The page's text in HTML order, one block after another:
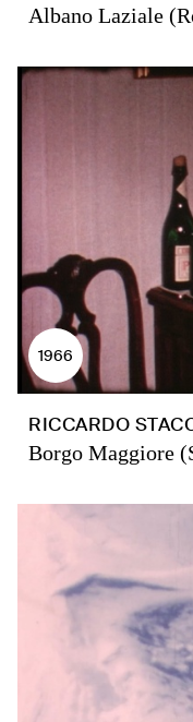
Albano Laziale
1966
RICCARDO
Borgo Maggiore